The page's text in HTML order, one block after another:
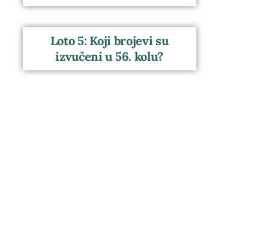
Loto 5: Koji brojevi su
izvučeni u 56. kolu?